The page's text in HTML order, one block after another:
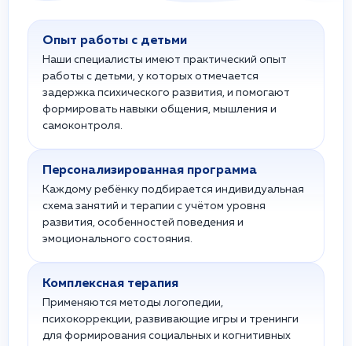
Опыт работы с детьми
Наши специалисты имеют практический опыт
работы с детьми, у которых отмечается
задержка психического развития, и помогают
формировать навыки общения, мышления и
самоконтроля.
Персонализированная программа
Каждому ребёнку подбирается индивидуальная
схема занятий и терапии с учётом уровня
развития, особенностей поведения и
эмоционального состояния.
Комплексная терапия
Применяются методы логопедии,
психокоррекции, развивающие игры и тренинги
для формирования социальных и когнитивных